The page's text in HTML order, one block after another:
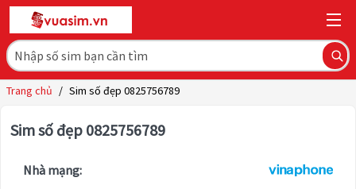
Trang chủ / Sim số đẹp 0825756789
Sim số đẹp 0825756789
Nhà mạng: